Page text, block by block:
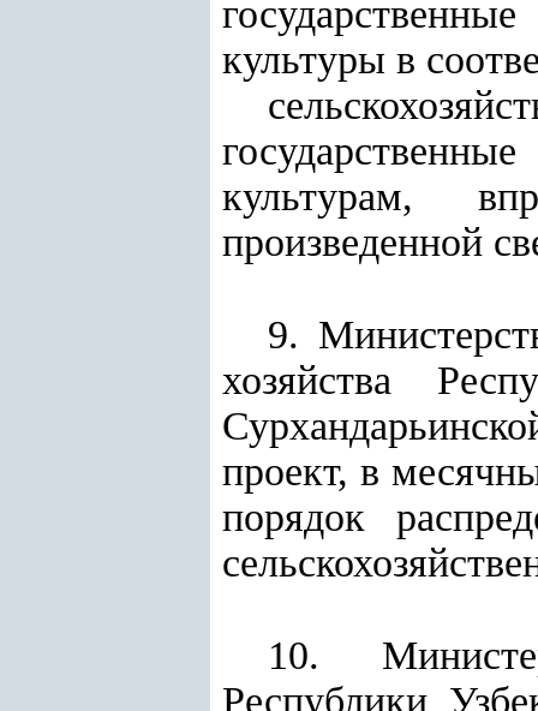
культуры в
культурам,
произведенной
9.
хозяйства
проект, в
порядок
10.
Республики